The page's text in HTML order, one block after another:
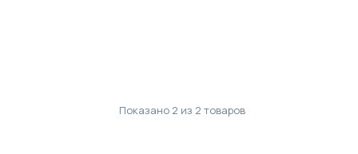
Показано 2 из 2 товаров